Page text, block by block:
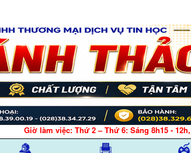
Giờ làm việc: Thứ 2 – Thứ 6: Sáng 8h15 -